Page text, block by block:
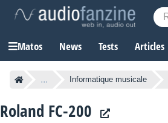
Matos News Tests Articles
... Informatique musicale
Roland FC-200